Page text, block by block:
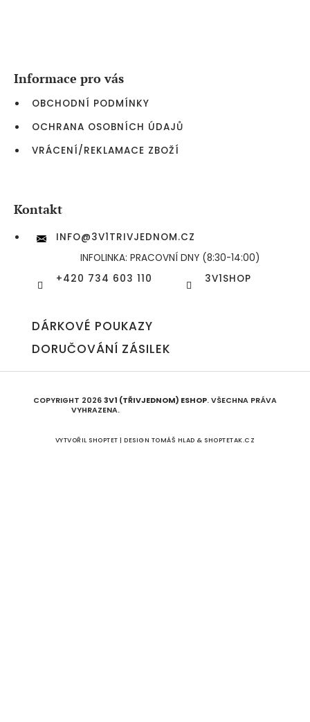
Informace pro vás
OBCHODNÍ PODMÍNKY
OCHRANA OSOBNÍCH ÚDAJŮ
VRÁCENÍ/REKLAMACE ZBOŽÍ
Kontakt
INFO@3V1TRIVJEDNOM.CZ
INFOLINKA: PRACOVNÍ DNY (8:30-14:00)
+420 734 603 110
3V1SHOP
DÁRKOVÉ POUKAZY
DORUČOVÁNÍ ZÁSILEK
COPYRIGHT 2026 3V1 (TŘIVJEDNOM) ESHOP. VŠECHNA PRÁVA
VYHRAZENA.
VYTVOŘIL SHOPTET | DESIGN TOMÁŠ HLAD & SHOPTETAK.CZ